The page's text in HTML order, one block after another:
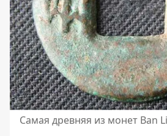
Самая древняя из монет Ban